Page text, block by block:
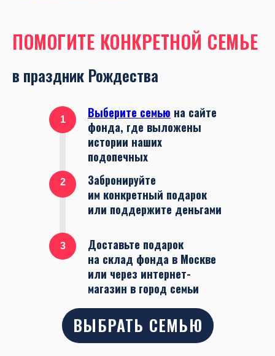
ПОМОГИТЕ КОНКРЕТНОЙ СЕМЬЕ
в праздник Рождества
1 Выберите семью на сайте
фонда, где выложены
истории наших
подопечных
2
Забронируйте
им конкретный подарок
или поддержите деньгами
3
Доставьте подарок
на склад фонда в Москве
или через интернет-
магазин в город семьи
ВЫБРАТЬ СЕМЬЮ